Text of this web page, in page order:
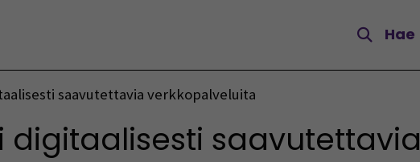
Hae
saavutettavia verkkopalveluita
digitaalisesti saavutettavia